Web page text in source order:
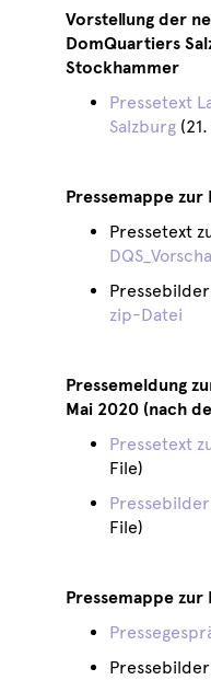
Vorstellung der
DomQuartiers
Stockhammer
Pressetext
Salzburg
Pressemappe
Pressetext
zip-Datei
Pressemeldung
Mai 2020 (nach
Pressetext
File)
File)
Pressemappe